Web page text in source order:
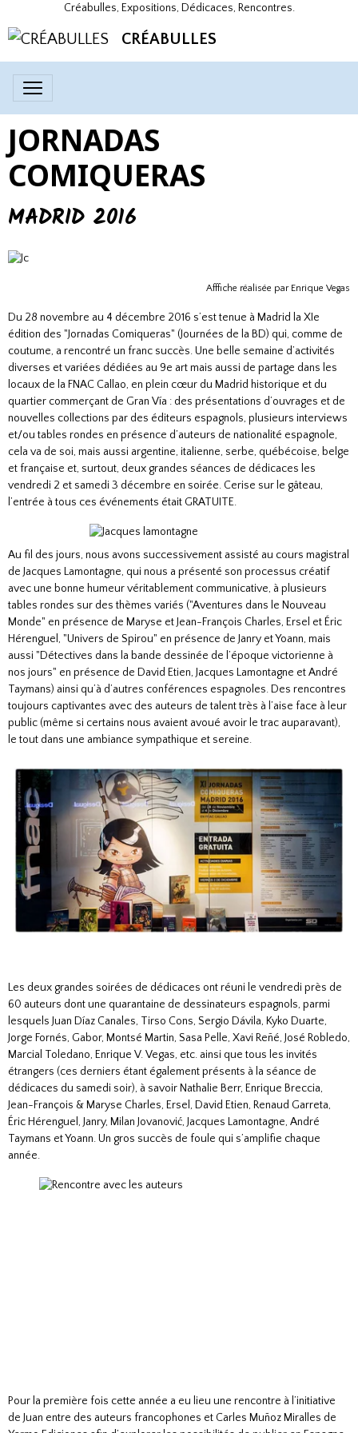
Créabulles, Expositions, Dédicaces, Rencontres.
CRÉABULLES
JORNADAS
COMIQUERAS
MADRID 2016
Afffiche réalisée par Enrique Vegas
Du 28 novembre au 4 décembre 2016 s’est tenue à Madrid la XIe
édition des "Jornadas Comiqueras" (Journées de la BD) qui, comme de
coutume, a rencontré un franc succès. Une belle semaine d’activités
diverses et variées dédiées au 9e art mais aussi de partage dans les
locaux de la FNAC Callao, en plein cœur du Madrid historique et du
quartier commerçant de Gran Vía : des présentations d’ouvrages et de
nouvelles collections par des éditeurs espagnols, plusieurs interviews
et/ou tables rondes en présence d’auteurs de nationalité espagnole,
cela va de soi, mais aussi argentine, italienne, serbe, québécoise, belge
et française et, surtout, deux grandes séances de dédicaces les
vendredi 2 et samedi 3 décembre en soirée. Cerise sur le gâteau,
l’entrée à tous ces événements était GRATUITE.
Au fil des jours, nous avons successivement assisté au cours magistral
de Jacques Lamontagne, qui nous a présenté son processus créatif
avec une bonne humeur véritablement communicative, à plusieurs
tables rondes sur des thèmes variés ("Aventures dans le Nouveau
Monde" en présence de Maryse et Jean-François Charles, Ersel et Éric
Hérenguel, "Univers de Spirou" en présence de Janry et Yoann, mais
aussi "Détectives dans la bande dessinée de l’époque victorienne à
nos jours" en présence de David Etien, Jacques Lamontagne et André
Taymans) ainsi qu’à d’autres conférences espagnoles. Des rencontres
toujours captivantes avec des auteurs de talent très à l’aise face à leur
public (même si certains nous avaient avoué avoir le trac auparavant),
le tout dans une ambiance sympathique et sereine.
Les deux grandes soirées de dédicaces ont réuni le vendredi près de
60 auteurs dont une quarantaine de dessinateurs espagnols, parmi
lesquels Juan Díaz Canales, Tirso Cons, Sergio Dávila, Kyko Duarte,
Jorge Fornés, Gabor, Montsé Martin, Sasa Pelle, Xavi Reñé, José Robledo,
Marcial Toledano, Enrique V. Vegas, etc. ainsi que tous les invités
étrangers (ces derniers étant également présents à la séance de
dédicaces du samedi soir), à savoir Nathalie Berr, Enrique Breccia,
Jean-François & Maryse Charles, Ersel, David Etien, Renaud Garreta,
Éric Hérenguel, Janry, Milan Jovanović, Jacques Lamontagne, André
Taymans et Yoann. Un gros succès de foule qui s’amplifie chaque
année.
Pour la première fois cette année a eu lieu une rencontre à l’initiative
de Juan entre des auteurs francophones et Carles Muñoz Miralles de